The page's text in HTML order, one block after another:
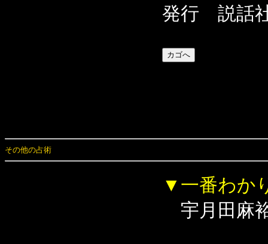
発行 説話
その他の占術
▼一番わか
宇月田麻